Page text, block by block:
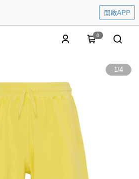
開啟APP
0
1/4